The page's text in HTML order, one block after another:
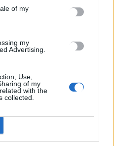
of my
my
Advertising.
Use,
of my
with the
collected.
Αραβία
που υιοθέτησαν στη
δολοφονία στην Κυψέλη
σχολείο βόρεια της